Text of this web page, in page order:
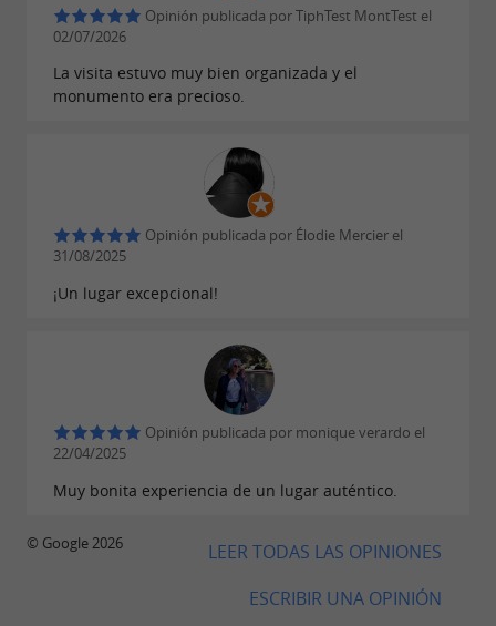
Opinión publicada por TiphTest MontTest el
02/07/2026
La visita estuvo muy bien organizada y el
monumento era precioso.
Opinión publicada por Élodie Mercier el
31/08/2025
¡Un lugar excepcional!
Opinión publicada por monique verardo el
22/04/2025
Muy bonita experiencia de un lugar auténtico.
LEER TODAS LAS OPINIONES
ESCRIBIR UNA OPINIÓN
© Google 2026